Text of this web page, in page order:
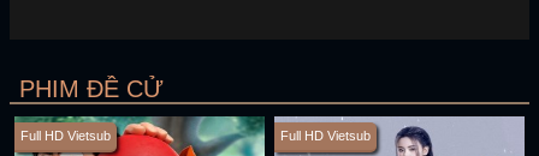
PHIM ĐỀ CỬ
Full HD Vietsub Full HD Vietsub